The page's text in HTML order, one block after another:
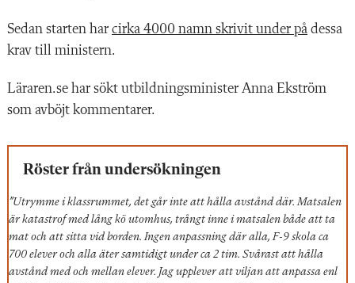
Sedan starten har cirka 4000 namn skrivit under på dessa
krav till ministern.
Läraren.se har sökt utbildningsminister Anna Ekström
som avböjt kommentarer.
Röster från undersökningen
”Utrymme i klassrummet, det går inte att hålla avstånd där. Matsalen
är katastrof med lång kö utomhus, trångt inne i matsalen både att ta
mat och att sitta vid borden. Ingen anpassning där alla, F-9 skola ca
700 elever och alla äter samtidigt under ca 2 tim. Svårast att hålla
avstånd med och mellan elever. Jag upplever att viljan att anpassa enl